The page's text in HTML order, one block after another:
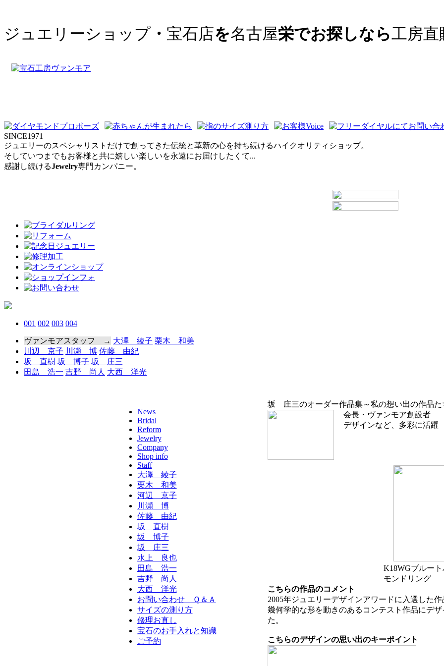
ジュエリーショップ ・ 宝石店を名古屋栄でお探しなら工房直
SINCE1971
ジュエリーのスペシャリストだけで創ってきた伝統と革新の心を持ち続けるハイクオリティショップ。
そしていつまでもお客様と共に嬉しい楽しいを永遠にお届けしたくて...
感謝し続けるJewelry専門カンパニー。
001 002 003 004
ヴァンモアスタッフ → 大澤 綾子 栗木 和美
川辺 京子 川瀬 博 佐藤 由紀
坂 直樹 坂 博子 坂 庄三
田島 浩一 吉野 尚人 大西 洋光
News
Bridal
Reform
Jewelry
Company
Shop info
Staff
大澤 綾子
栗木 和美
河辺 京子
川瀬 博
佐藤 由紀
坂 直樹
坂 博子
坂 庄三
水上 良也
田島 浩一
吉野 尚人
大西 洋光
お問い合わせ Ｑ＆Ａ
サイズの測り方
修理お直し
宝石のお手入れと知識
ご予約
坂 庄三のオーダー作品集～私の想い出の作品た
会長・ヴァンモア創設者
デザインなど、多彩に活躍
K18WGブルー
モンドリング
こちらの作品のコメント
2005年ジュエリーデザインアワードに入選した
幾何学的な形を動きのあるコンテスト作品にデザ
た。
こちらのデザインの思い出のキーポイント